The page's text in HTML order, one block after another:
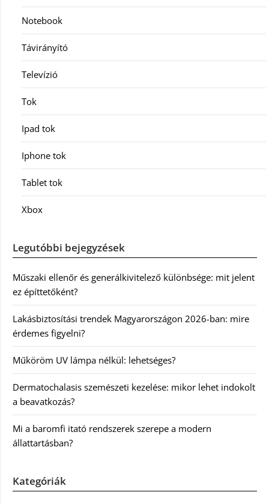
Notebook
Távirányító
Televízió
Tok
Ipad tok
Iphone tok
Tablet tok
Xbox
Legutóbbi bejegyzések
Műszaki ellenőr és generálkivitelező különbsége: mit jelent
ez építtetőként?
Lakásbiztosítási trendek Magyarországon 2026-ban: mire
érdemes figyelni?
Műköröm UV lámpa nélkül: lehetséges?
Dermatochalasis szemészeti kezelése: mikor lehet indokolt
a beavatkozás?
Mi a baromfi itató rendszerek szerepe a modern
állattartásban?
Kategóriák